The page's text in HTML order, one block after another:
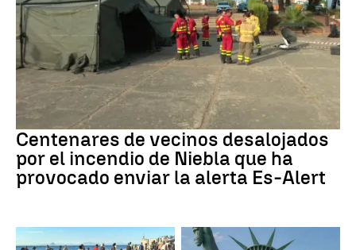
Incendio
Centenares de vecinos desalojados
por el incendio de Niebla que ha
provocado enviar la alerta Es-Alert